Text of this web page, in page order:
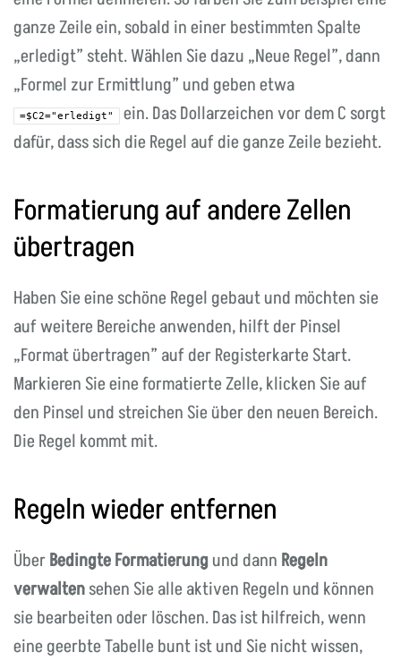
ganze Zeile ein, sobald in einer bestimmten Spalte
„erledigt” steht. Wählen Sie dazu „Neue Regel”, dann
„Formel zur Ermittlung” und geben etwa
=$C2="erledigt"
ein. Das Dollarzeichen vor dem C sorgt
dafür, dass sich die Regel auf die ganze Zeile bezieht.
Formatierung auf andere Zellen
übertragen
Haben Sie eine schöne Regel gebaut und möchten sie
auf weitere Bereiche anwenden, hilft der Pinsel
„Format übertragen” auf der Registerkarte Start.
Markieren Sie eine formatierte Zelle, klicken Sie auf
den Pinsel und streichen Sie über den neuen Bereich.
Die Regel kommt mit.
Regeln wieder entfernen
ÜberBedingte Formatierungund dann Regeln
verwaltensehen Sie alle aktiven Regeln und können
sie bearbeiten oder löschen. Das ist hilfreich, wenn
eine geerbte Tabelle bunt ist und Sie nicht wissen,